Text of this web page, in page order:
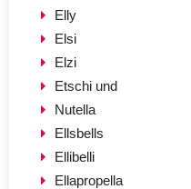
Elly
Elsi
Elzi
Etschi und
Nutella
Ellsbells
Ellibelli
Ellapropella